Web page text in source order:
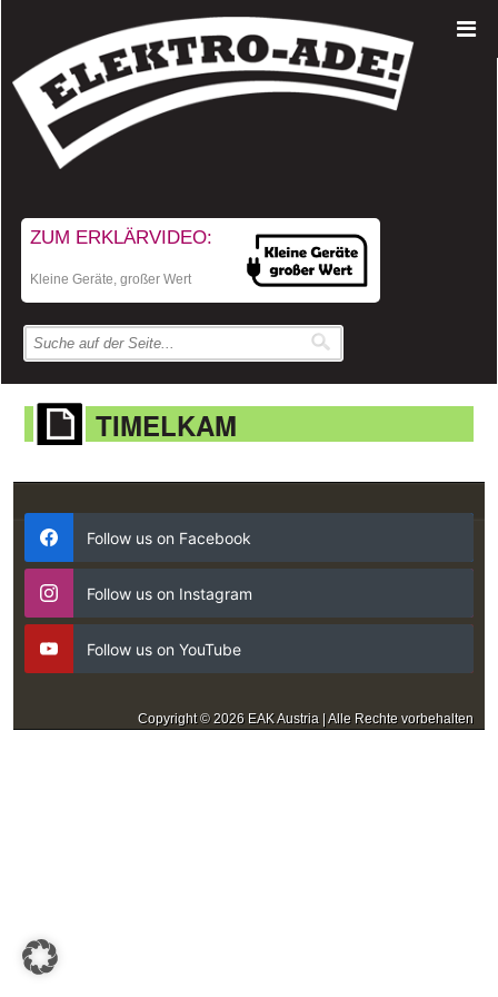
ZUM ERKLÄRVIDEO:
Kleine Geräte, großer Wert
TIMELKAM
Follow us on Facebook
Follow us on Instagram
Follow us on YouTube
Copyright © 2026 EAK Austria | Alle Rechte vorbehalten